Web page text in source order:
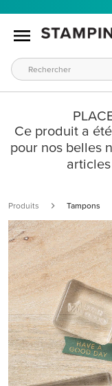
Ce produit a
pour nos belles
Produits Tampons